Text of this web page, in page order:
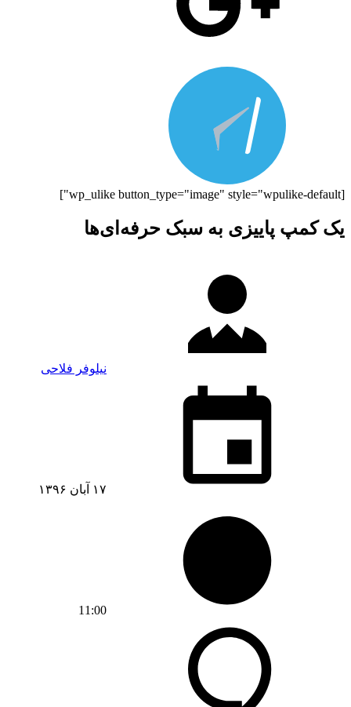
[wp_ulike button_type="image" style="wpulike-default"]
یک کمپ پاییزی به سبک حرفه‌ای‌ها
نیلوفر فلاحی
۱۷ آبان ۱۳۹۶
11:00